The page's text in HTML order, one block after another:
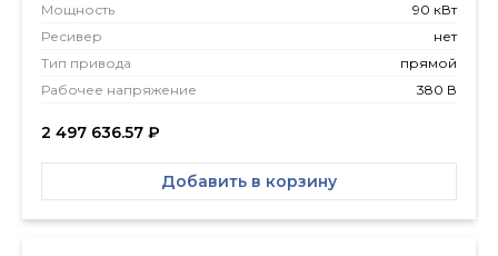
Мощность
90 кВт
Ресивер
нет
Тип привода
прямой
Рабочее напряжение
380 В
2 497 636.57 ₽
Добавить в корзину